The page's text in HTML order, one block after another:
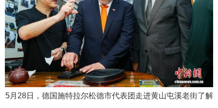
5月28日，德国施特拉尔松德市代表团走进黄山屯溪老街了解